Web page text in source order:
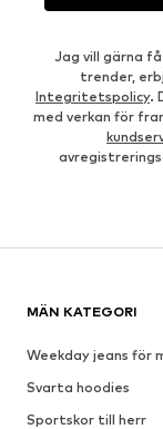
Jag vill gärna
trender,
Integritetspolicy.
med verkan för
MÄN KATEGORI
Weekday jeans för
Svarta hoodies
Sportskor till herr